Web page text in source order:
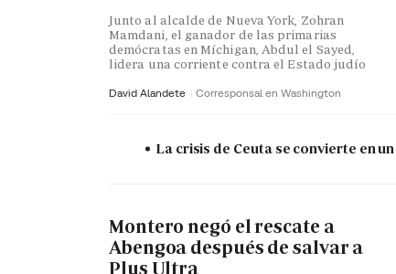
Junto al alcalde de Nueva York, Zohran
Mamdani, el ganador de las primarias
demócratas en Míchigan, Abdul el Sayed,
lidera una corriente contra el Estado judío
David Alandete Corresponsal en Washington
La crisis de Ceuta se convierte en
Montero negó el rescate a
Abengoa después de salvar a
Plus Ultra